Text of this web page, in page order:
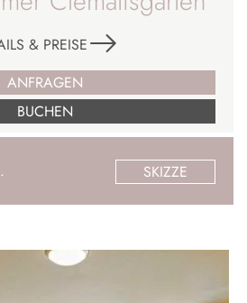
SKIZZE
& PREISE
ANFRAGEN
BUCHEN